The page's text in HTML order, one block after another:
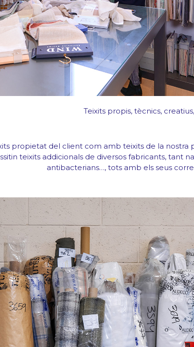
Teixits propis, tècnics,
propietat del client com amb teixits de la nostra
teixits addicionals de diversos fabricants, tant
antibacterians…, tots amb els seus